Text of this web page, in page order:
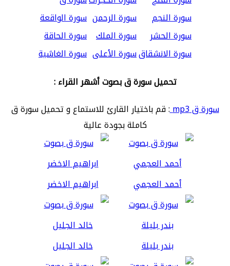
سورة النجم
سورة الرحمن سورة الواقعة
سورة الحشر
سورة الملك سورة الحاقة
سورة الانشقاقسورة الأعلى سورة الغاشية
تحميل سورة ق بصوت أشهر القراء :
سورة ق mp3
: قم باختيار القارئ للاستماع و تحميل سورة ق
كاملة بجودة عالية
أحمد العجمي ابراهيم الاخضر
بندر بليلة خالد الجليل